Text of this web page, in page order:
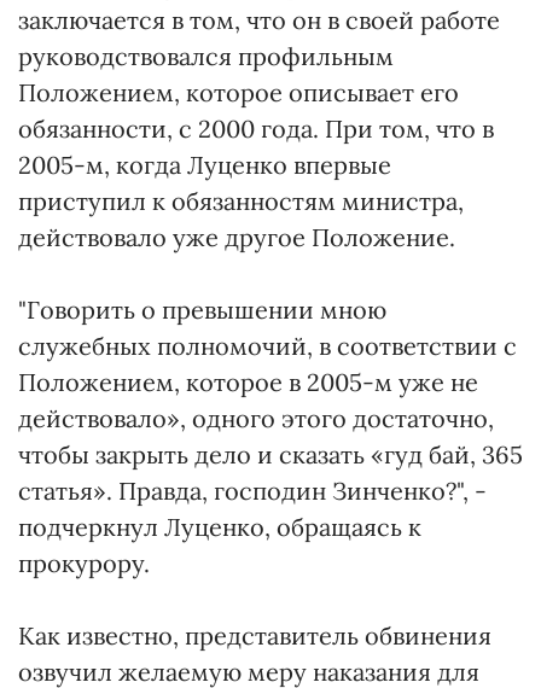
заключается в том, что он в своей работе
руководствовался профильным
Положением, которое описывает его
обязанности, с 2000 года. При том, что в
2005-м, когда Луценко впервые
приступил к обязанностям министра,
действовало уже другое Положение.
"Говорить о превышении мною
служебных полномочий, в соответствии с
Положением, которое в 2005-м уже не
действовало», одного этого достаточно,
чтобы закрыть дело и сказать «гуд бай, 365
статья». Правда, господин Зинченко?", -
подчеркнул Луценко, обращаясь к
прокурору.
Как известно, представитель обвинения
озвучил желаемую меру наказания для